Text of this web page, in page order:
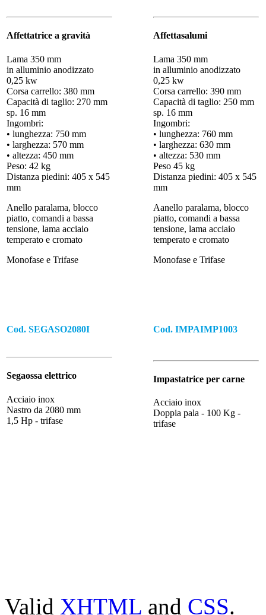
Affettatrice a gravità
Lama 350 mm
in alluminio anodizzato
0,25 kw
Corsa carrello: 380 mm
Capacità di taglio: 270 mm
sp. 16 mm
Ingombri:
• lunghezza: 750 mm
• larghezza: 570 mm
• altezza: 450 mm
Peso: 42 kg
Distanza piedini: 405 x 545
mm
Anello paralama, blocco
piatto, comandi a bassa
tensione, lama acciaio
temperato e cromato
Monofase e Trifase
Affettasalumi
Lama 350 mm
in alluminio anodizzato
0,25 kw
Corsa carrello: 390 mm
Capacità di taglio: 250 mm
sp. 16 mm
Ingombri:
• lunghezza: 760 mm
• larghezza: 630 mm
• altezza: 530 mm
Peso 45 kg
Distanza piedini: 405 x 545
mm
Aanello paralama, blocco
piatto, comandi a bassa
tensione, lama acciaio
temperato e cromato
Monofase e Trifase
Cod. SEGASO2080I
Segaossa elettrico
Acciaio inox
Nastro da 2080 mm
1,5 Hp - trifase
Cod. IMPAIMP1003
Impastatrice per carne
Acciaio inox
Doppia pala - 100 Kg -
trifase
Valid XHTML and CSS.